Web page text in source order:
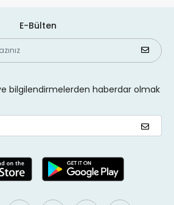
E-Bülten
bilgilendirmelerden haberdar olmak